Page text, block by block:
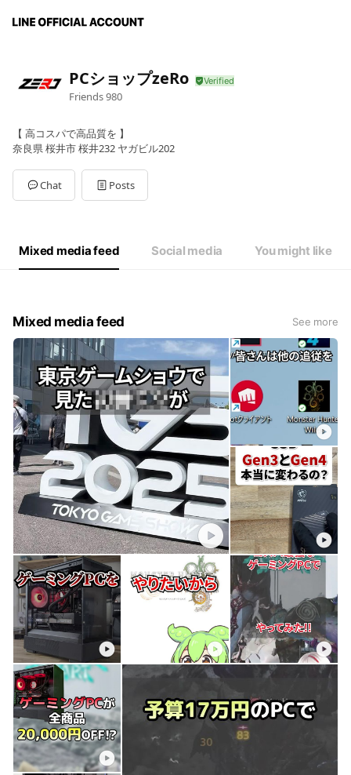
PCショップzeRo
Friends980
【 高コスパで高品質を 】
奈良県 桜井市 桜井232 ヤガビル202
Chat Posts
Mixed media feed Social media You might like
Mixed media feed See more